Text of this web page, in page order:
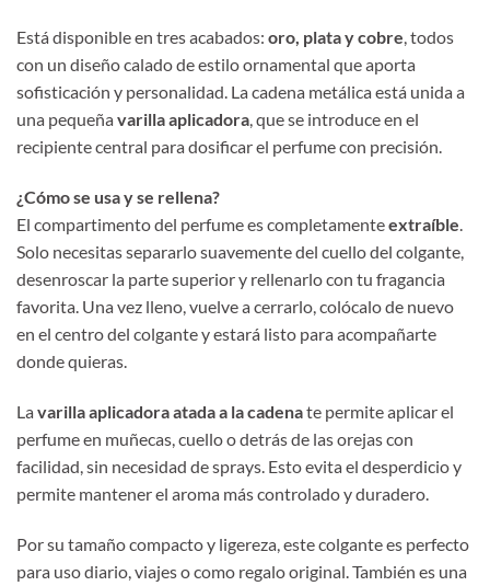
Está disponible en tres acabados: oro, plata y cobre, todos
con un diseño calado de estilo ornamental que aporta
sofisticación y personalidad. La cadena metálica está unida a
una pequeñavarilla aplicadora, que se introduce en el
recipiente central para dosificar el perfume con precisión.
¿Cómo se usa y se rellena?
El compartimento del perfume es completamenteextraíble.
Solo necesitas separarlo suavemente del cuello del colgante,
desenroscar la parte superior y rellenarlo con tu fragancia
favorita. Una vez lleno, vuelve a cerrarlo, colócalo de nuevo
en el centro del colgante y estará listo para acompañarte
donde quieras.
Lavarilla aplicadora atada a la cadenate permite aplicar el
perfume en muñecas, cuello o detrás de las orejas con
facilidad, sin necesidad de sprays. Esto evita el desperdicio y
permite mantener el aroma más controlado y duradero.
Por su tamaño compacto y ligereza, este colgante es perfecto
para uso diario, viajes o como regalo original. También es una